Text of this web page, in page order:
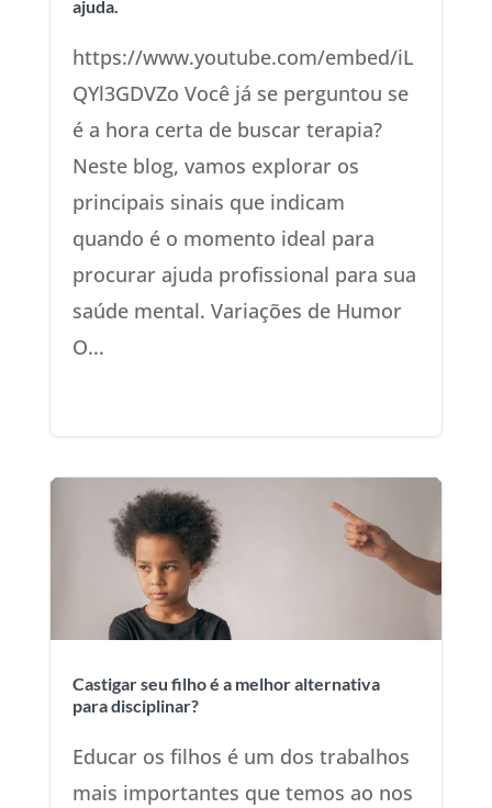
ajuda.
https://www.youtube.com/embed/iL
QYl3GDVZo Você já se perguntou se
é a hora certa de buscar terapia?
Neste blog, vamos explorar os
principais sinais que indicam
quando é o momento ideal para
procurar ajuda profissional para sua
saúde mental. Variações de Humor
O...
Castigar seu filho é a melhor alternativa
para disciplinar?
Educar os filhos é um dos trabalhos
mais importantes que temos ao nos